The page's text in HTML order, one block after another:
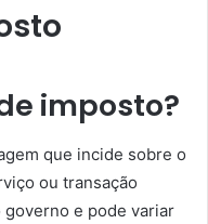
imposto?
que incide sobre o
ou transação
e pode variar